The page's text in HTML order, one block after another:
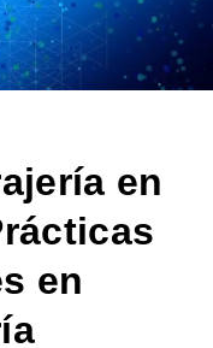
en
en